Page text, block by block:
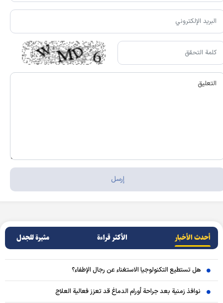
أحدث الأخبار الأکثر قراءة مثيرة للجدل
هل تستطيع التكنولوجيا الاستغناء عن رجال الإطفاء؟
نوافذ زمنية بعد جراحة أورام الدماغ قد تعزز فعالية العلاج